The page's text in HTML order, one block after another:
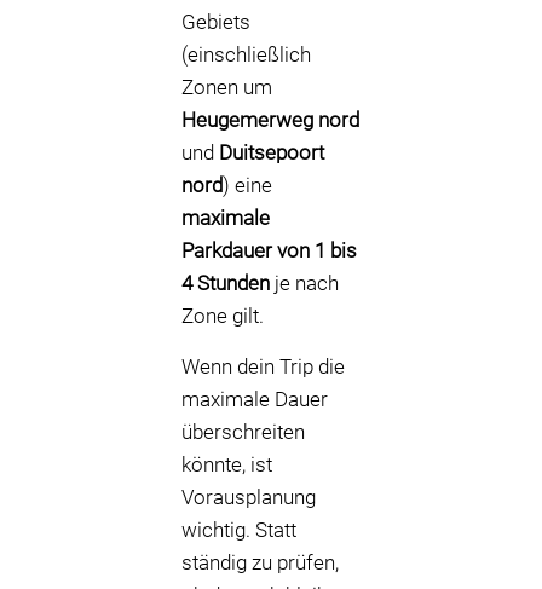
Gebiets
(einschließlich
Zonen um
Heugemerweg nord
und Duitsepoort
nord) eine
maximale
Parkdauer von 1 bis
4 Stunden je nach
Zone gilt.
Wenn dein Trip die
maximale Dauer
überschreiten
könnte, ist
Vorausplanung
wichtig. Statt
ständig zu prüfen,